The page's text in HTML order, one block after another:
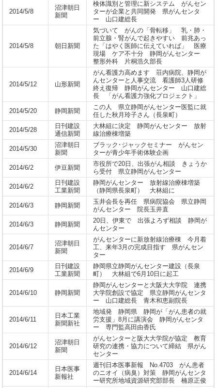
2014/5/8
沼津朝日
新聞
検体識別と管理に新システム がんセン
ターが企業と共同開発 県がんセンタ
ー 山口建総長
2014/5/8 朝日新聞
気づいて がんの「骨転移」 乳・肺・
前立腺・腎がんで起きやすい 前兆あっ
た「はやく医師に伝えていれば」 医療
現場 ケア不十分 静岡がんセンター
整形外科 片桐浩久部長
2014/5/12 山形新聞
がん看護力高めます 荘内病院、静岡が
んセンターと人事交流 看護師3人研修
終え復帰 静岡がんセンター 山口建総
長 「がん看護力強化プロジェクト」
2014/5/20 静岡新聞
この人 県立静岡がんセンター医監に就
任した秋月玲子さん（長泉町）
2014/5/28
日刊建設
通信新聞
大林組に決定 静岡がんセンター 放射
線治療棟増築
2014/5/30
沼津朝日
新聞
ブラック･ジャックセミナー がんセン
ターが青少年手術体験企画
2014/6/2 伊豆新聞
市役所で20日、出張がん相談 きょうか
ら受付 県立静岡がんセンター
2014/6/2
日刊建設
工業新聞
静岡がんセンター 放射線治療棟増築
（静岡県長泉町） 大林組に
2014/6/3 静岡新聞
玉井会長を再任 県病院協会 県立静岡
がんセンター 院長玉井直
2014/6/3 静岡新聞
20日、伊東で 出張よろず相談 静岡が
んセンター
2014/6/7
沼津朝日
新聞
がんセンターに新放射線治療棟 今月着
工、来年3月の完成目指す 県がんセン
ター
2014/6/9
日刊建設
工業新聞
静岡県立静岡がんセンター建設（長泉
町） 大林組で6月10日に起工
2014/6/10 静岡新聞
静岡がんセンターと大阪大大学院 連携
大学院創設で協定 県立静岡がんセンタ
ー 山口建総長 青木和恵副院長
2014/6/11
日本工業
新聞新社
地域発 静岡県 静岡が「がん患者の就
労支援」8月に講演会 静岡がんセンタ
ー 専門監高田由香氏
2014/6/12
沼津朝日
新聞
がんセンターと阪大大学院が協定 教育
研究の連携・協力について締結 県がん
センター
2014/6/14
日本医事
新報社
週刊日本医事新報 No.4703 がん患者
のニオイ（病臭）対策 静岡がんセンタ
ー研究所地域資源研究部部長 楠原正俊